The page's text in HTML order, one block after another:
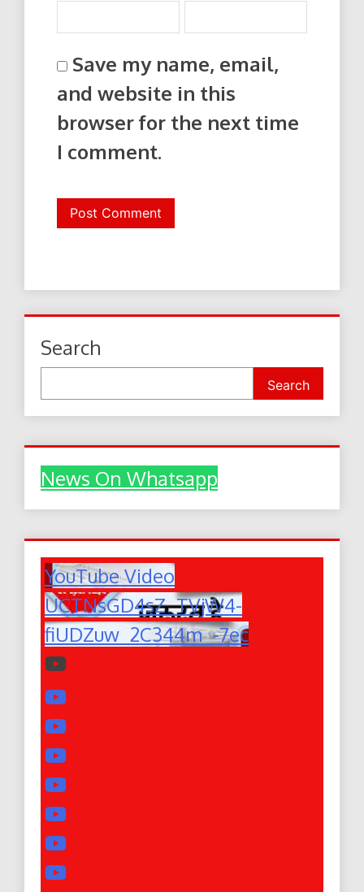
Save my name, email,
and website in this
browser for the next time
I comment.
Search
Search
News On Whatsapp
YouTube Video
UCTNsGD4sZ_TVjW4-
fiUDZuw_2C344m_-7ec